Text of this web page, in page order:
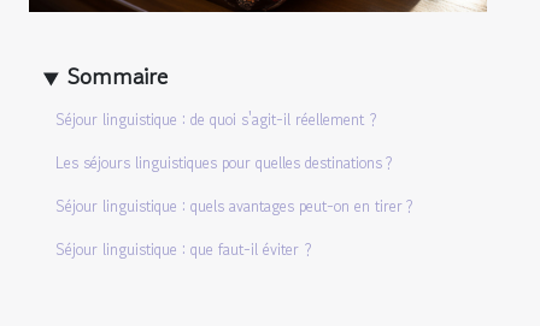
Sommaire
Séjour linguistique : de quoi s'agit-il réellement ?
Les séjours linguistiques pour quelles destinations ?
Séjour linguistique : quels avantages peut-on en tirer ?
Séjour linguistique : que faut-il éviter ?